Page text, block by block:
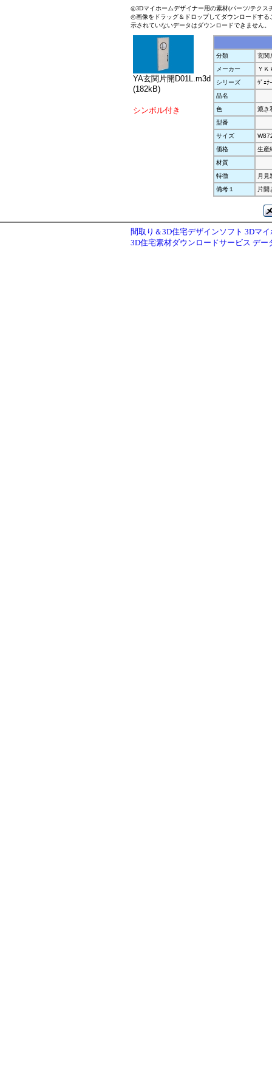
◎3Dマイホームデザイナー用の素材(パーツ/テクス
◎画像をドラッグ＆ドロップしてダウンロードす
示されていないデータはダウンロードできません。
YA玄関片開D01L.m3d
(182kB)
シンボル付き
分類
玄関
メーカー
ＹＫ
シリーズ
ｳﾞｪﾅ
品名
色
漉き
型番
サイズ
価格
生産
材質
特徴
月見
備考１
片開
間取り＆3D住宅デザインソフト 3Dマ
3D住宅素材ダウンロードサービス デー